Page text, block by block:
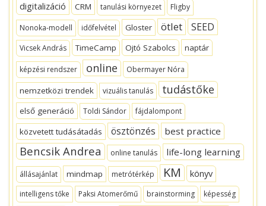
digitalizáció
CRM tanulási környezet Fligby
Nonoka-modell időfelvétel Gloster ötlet SEED
Vicsek András TimeCamp Ojtó Szabolcs naptár
képzési rendszer online Obermayer Nóra
nemzetközi trendek vizuális tanulás tudástőke
első generáció Toldi Sándor fájdalompont
közvetett tudásátadás ösztönzés best practice
Bencsik Andrea online tanulás life-long learning
állásajánlat mindmap metrótérkép KM könyv
intelligens tőke Paksi Atomerőmű brainstorming képesség